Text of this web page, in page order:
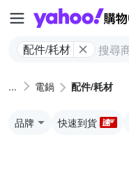
配件/耗材
電鍋 配件/耗材
品牌 快速到貨